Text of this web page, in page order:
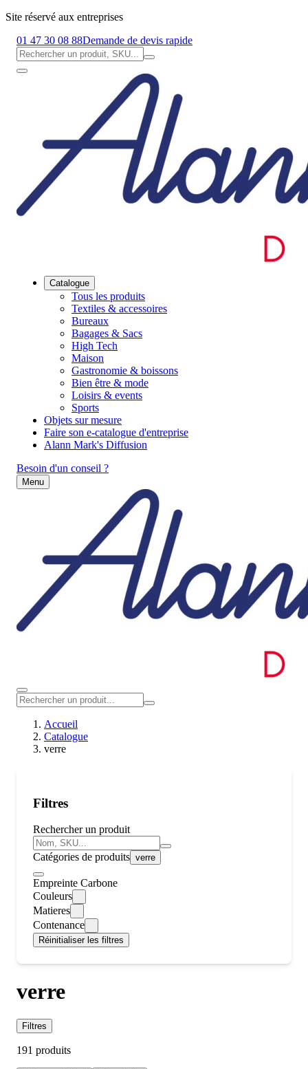
Site réservé aux entreprises
01 47 30 08 88Demande de devis rapide
Catalogue
Tous les produits
Textiles & accessoires
Bureaux
Bagages & Sacs
High Tech
Maison
Gastronomie & boissons
Bien être & mode
Loisirs & events
Sports
Objets sur mesure
Faire son e-catalogue d'entreprise
Alann Mark's Diffusion
Besoin d'un conseil ?
Menu
Accueil
Catalogue
verre
Filtres
Rechercher un produit
Catégories de produits verre
Empreinte Carbone
Couleurs
Matieres
Contenance
Réinitialiser les filtres
verre
Filtres
191 produits